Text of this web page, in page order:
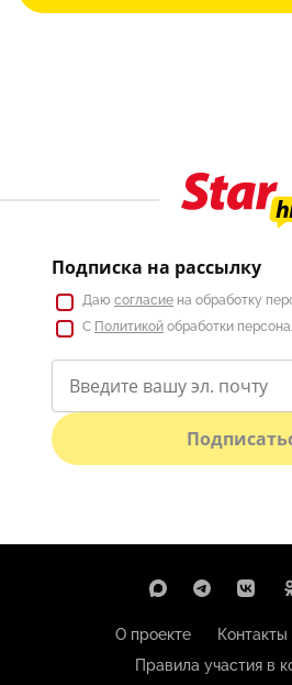
Подписка на рассылку
Даю согласие на обработку
С Политикой обработки
О проекте Контакты
Правила участия в